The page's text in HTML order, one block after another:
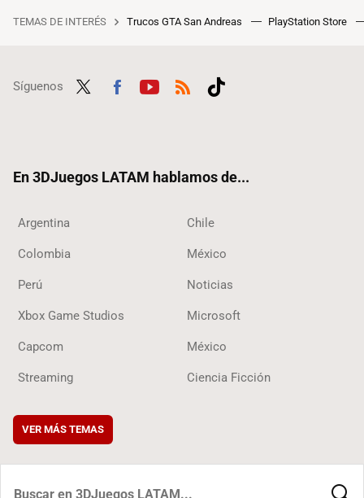
TEMAS DE INTERÉS Trucos GTA San Andreas PlayStation Store
Síguenos
En 3DJuegos LATAM hablamos de...
Argentina Chile
Colombia México
Perú Noticias
Xbox Game Studios Microsoft
Capcom México
Streaming Ciencia Ficción
VER MÁS TEMAS